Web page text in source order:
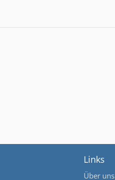
Links
Über uns